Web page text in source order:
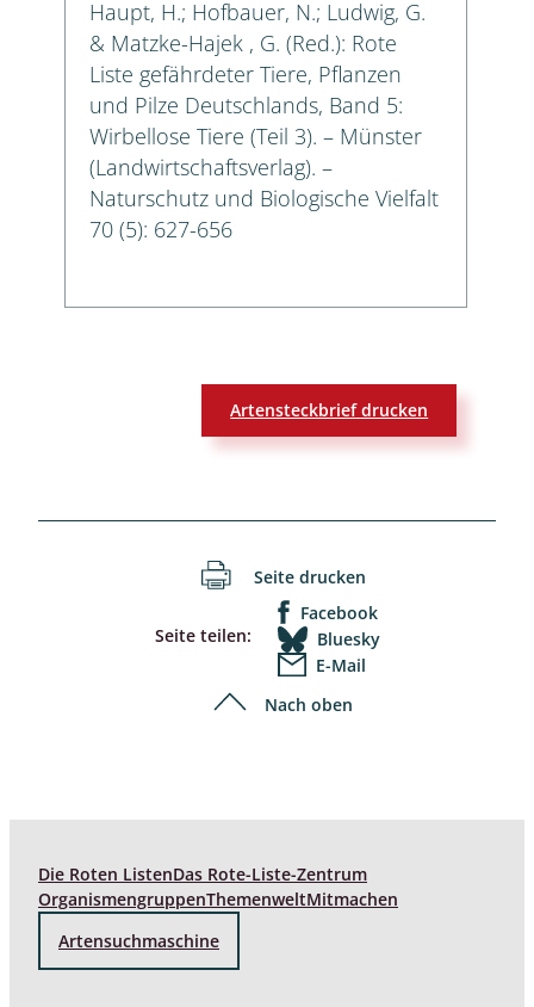
Haupt, H.; Hofbauer, N.; Ludwig, G.
& Matzke-Hajek , G. (Red.): Rote
Liste gefährdeter Tiere, Pflanzen
und Pilze Deutschlands, Band 5:
Wirbellose Tiere (Teil 3). – Münster
(Landwirtschaftsverlag). –
Naturschutz und Biologische Vielfalt
70 (5): 627-656
Artensteckbrief drucken
Seite drucken
Seite teilen:
Facebook
Bluesky
E-Mail
Nach oben
Die Roten ListenDas Rote-Liste-Zentrum
OrganismengruppenThemenweltMitmachen
Artensuchmaschine